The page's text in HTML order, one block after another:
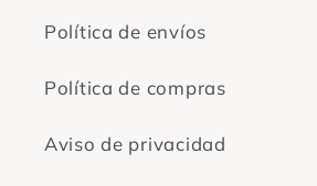
Política de envíos
Política de compras
Aviso de privacidad